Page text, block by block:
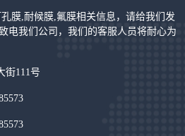
膜,耐候膜,氟膜相关信息，请给我们发
电我们公司，我们的客服人员将耐心为
街111号